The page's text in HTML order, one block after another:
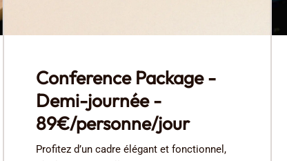
Conference Package -
Demi-journée -
89€/personne/jour
Profitez d’un cadre élégant et fonctionnel,